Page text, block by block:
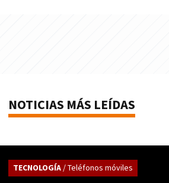
NOTICIAS MÁS LEÍDAS
TECNOLOGÍA/ Teléfonos móviles